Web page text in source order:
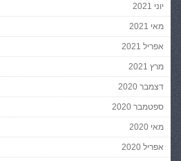
יוני 2021
מאי 2021
אפריל 2021
מרץ 2021
דצמבר 2020
ספטמבר 2020
מאי 2020
אפריל 2020